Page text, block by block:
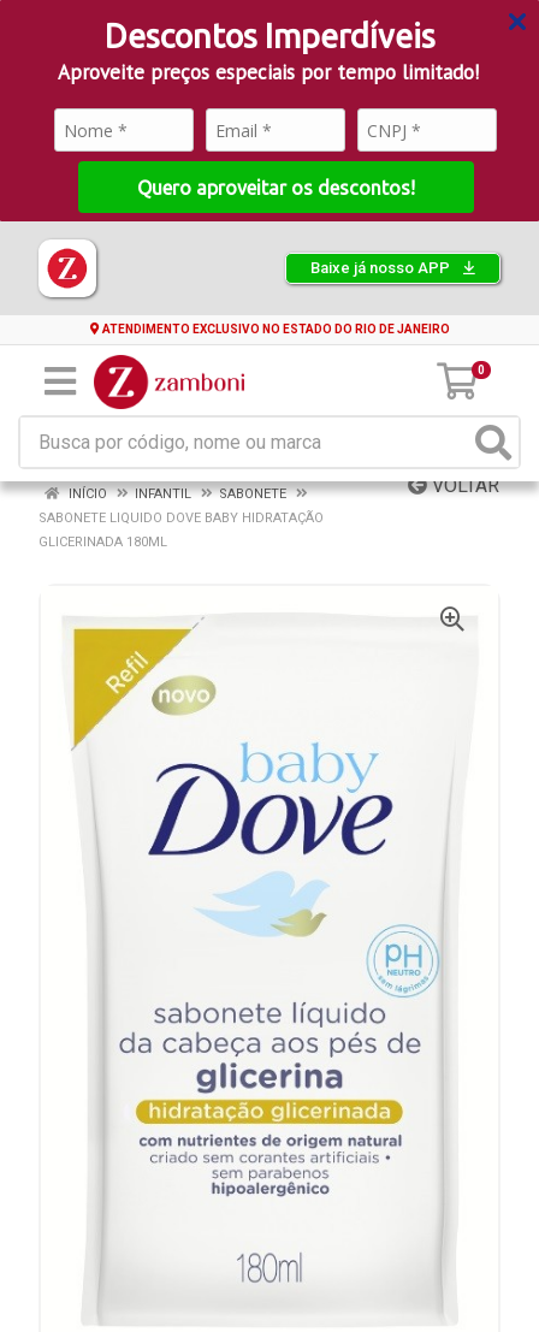
Descontos Imperdíveis
Aproveite preços especiais por tempo limitado!
Quero aproveitar os descontos!
Baixe já nosso APP
ATENDIMENTO EXCLUSIVO NO ESTADO DO RIO DE JANEIRO
0
VOLTAR
INÍCIO INFANTIL
SABONETE
SABONETE LIQUIDO DOVE BABY HIDRATAÇÃO
GLICERINADA 180ML